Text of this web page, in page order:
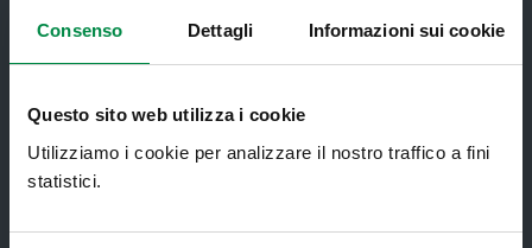
Consenso Dettagli Informazioni sui cookie
Questo sito web utilizza i cookie
Utilizziamo i cookie per analizzare il nostro traffico a fini
statistici.
Ambulatori di Continuità Assistenziale
e CAU
Assistenza sanitaria all'estero -
Assistenza sanitaria transfrontaliera
Consultorio Familiare